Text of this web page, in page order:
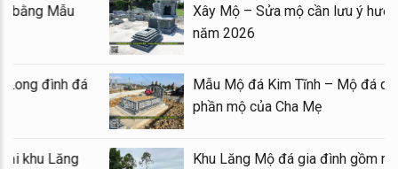
Kinh nghiệm xây Mộ – sửa Mộ bằng Mẫu
Mộ đá đẹp, chất lượng
Mẫu Lăng thờ đá 1 mái đẹp – Long đình đá
Mẫu Lầu thờ đá (Gian thờ đá) tại khu Lăng